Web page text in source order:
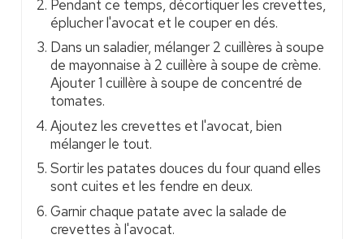
Pendant ce temps, décortiquer les crevettes,
éplucher l'avocat et le couper en dés.
Dans un saladier, mélanger 2 cuillères à soupe
de mayonnaise à 2 cuillère à soupe de crème.
Ajouter 1 cuillère à soupe de concentré de
tomates.
Ajoutez les crevettes et l'avocat, bien
mélanger le tout.
Sortir les patates douces du four quand elles
sont cuites et les fendre en deux.
Garnir chaque patate avec la salade de
crevettes à l'avocat.